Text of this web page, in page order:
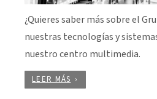
¿Quieres saber más sobre el
nuestras tecnologías y
nuestro centro multimedia.
LEER MÁS